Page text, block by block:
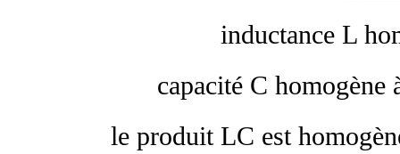
inductance L
capacité C
le produit LC est